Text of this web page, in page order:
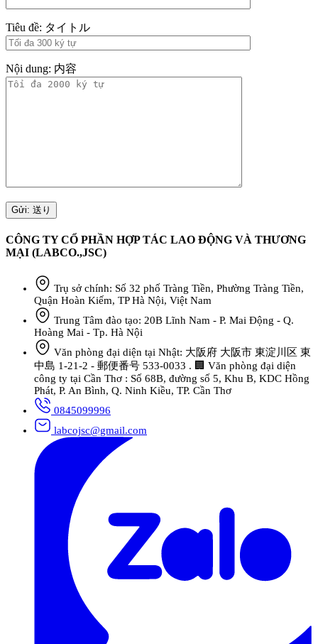
Tiêu đề: タイトル
Nội dung: 内容
CÔNG TY CỔ PHẦN HỢP TÁC LAO ĐỘNG VÀ THƯƠNG
MẠI (LABCO.,JSC)
Trụ sở chính: Số 32 phố Tràng Tiền, Phường Tràng Tiền,
Quận Hoàn Kiếm, TP Hà Nội, Việt Nam
Trung Tâm đào tạo: 20B Lĩnh Nam - P. Mai Động - Q.
Hoàng Mai - Tp. Hà Nội
Văn phòng đại diện tại Nhật: 大阪府 大阪市 東淀川区 東
中島 1-21-2 - 郵便番号 533-0033 . 🏢 Văn phòng đại diện
công ty tại Cần Thơ : Số 68B, đường số 5, Khu B, KDC Hồng
Phát, P. An Bình, Q. Ninh Kiều, TP. Cần Thơ
0845099996
labcojsc@gmail.com